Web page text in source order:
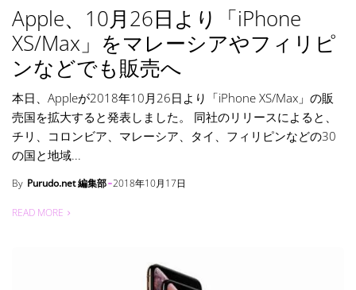
Apple、10月26日より「iPhone
XS/Max」をマレーシアやフィリピ
ンなどでも販売へ
本日、Appleが2018年10月26日より「iPhone XS/Max」の販
売国を拡大すると発表しました。 同社のリリースによると、
チリ、コロンビア、マレーシア、タイ、フィリピンなどの30
の国と地域...
By Purudo.net 編集部 2018年10月17日
READ MORE